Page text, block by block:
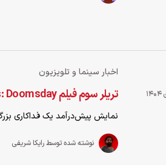
اخبار سینما و تلویزیون
تریلر سوم فیلم Avengers: Doomsday در اینترنت لو رفته است
نمایش پیش‌درآمد یک فداکاری
نوشته شده توسط رایکا شریفی